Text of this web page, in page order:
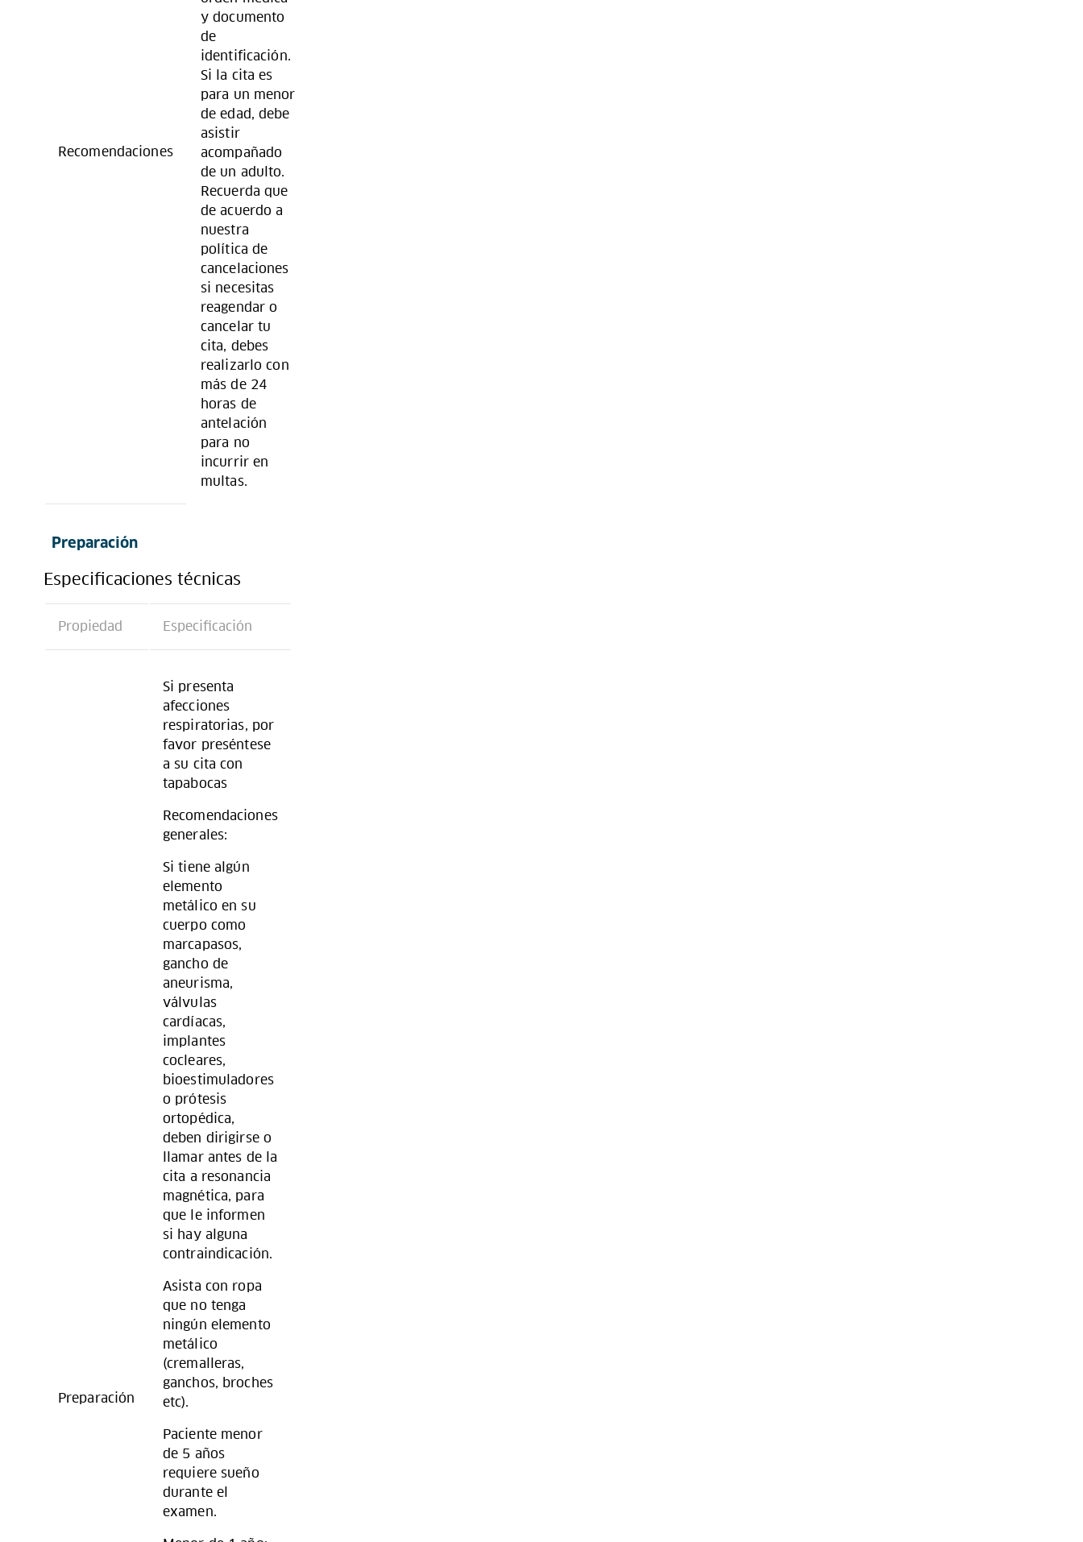
Recomendaciones
y documento
de
identificación.
Si la cita es
para un menor
de edad, debe
asistir
acompañado
de un adulto.
Recuerda que
de acuerdo a
nuestra
política de
cancelaciones
si necesitas
reagendar o
cancelar tu
cita, debes
realizarlo con
más de 24
horas de
antelación
para no
incurrir en
multas.
Preparación
Especificaciones técnicas
Propiedad Especificación
Preparación
Si presenta
afecciones
respiratorias, por
favor preséntese
a su cita con
tapabocas
Recomendaciones
generales:
Si tiene algún
elemento
metálico en su
cuerpo como
marcapasos,
gancho de
aneurisma,
válvulas
cardíacas,
implantes
cocleares,
bioestimuladores
o prótesis
ortopédica,
deben dirigirse o
llamar antes de la
cita a resonancia
magnética, para
que le informen
si hay alguna
contraindicación.
Asista con ropa
que no tenga
ningún elemento
metálico
(cremalleras,
ganchos, broches
etc).
Paciente menor
de 5 años
requiere sueño
durante el
examen.